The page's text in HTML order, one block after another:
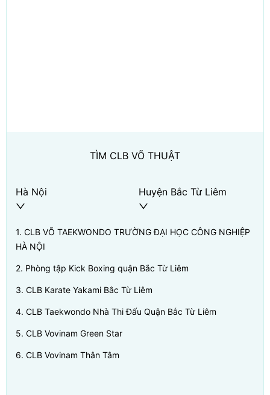
TÌM CLB VÕ THUẬT
Hà Nội Huyện Bắc Từ Liêm
1. CLB VÕ TAEKWONDO TRƯỜNG ĐẠI HỌC CÔNG NGHIỆP
HÀ NỘI
2. Phòng tập Kick Boxing quận Bắc Từ Liêm
3. CLB Karate Yakami Bắc Từ Liêm
4. CLB Taekwondo Nhà Thi Đấu Quận Bắc Từ Liêm
5. CLB Vovinam Green Star
6. CLB Vovinam Thân Tâm